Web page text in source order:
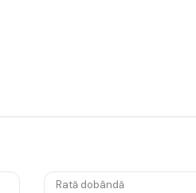
Rată dobândă